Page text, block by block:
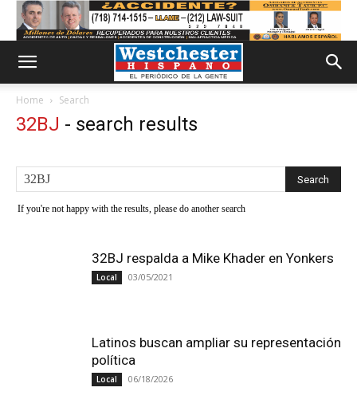
Home Search
32BJ - search results
If you're not happy with the results, please do another search
32BJ respalda a Mike Khader en Yonkers
Local 03/05/2021
Latinos buscan ampliar su representación
política
Local 06/18/2026